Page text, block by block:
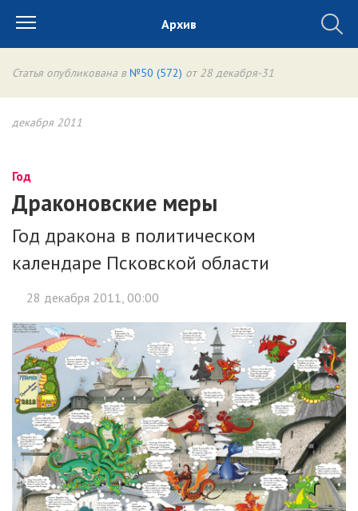
Архив
Статья опубликована в №50 (572) от 28 декабря-31
декабря 2011
Год
Драконовские меры
Год дракона в политическом
календаре Псковской области
28 декабря 2011, 00:00